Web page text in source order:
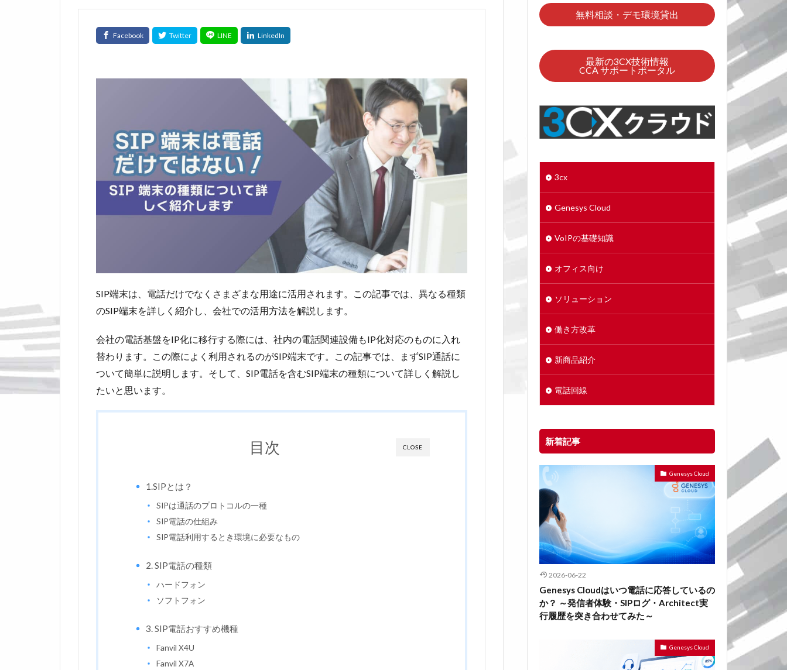
SIP端末は、電話だけでなくさまざまな用途に活用されます。この記事では、異なる種類
のSIP端末を詳しく紹介し、会社での活用方法を解説します。
会社の電話基盤をIP化に移行する際には、社内の電話関連設備もIP化対応のものに入れ
替わります。この際によく利用されるのがSIP端末です。この記事では、まずSIP通話に
ついて簡単に説明します。そして、SIP電話を含むSIP端末の種類について詳しく解説し
たいと思います。
CLOSE
目次
1.SIPとは？
SIPは通話のプロトコルの一種
SIP電話の仕組み
SIP電話利用するとき環境に必要なもの
2. SIP電話の種類
ハードフォン
ソフトフォン
3. SIP電話おすすめ機種
Fanvil X4U
Fanvil X7A
無料相談・デモ環境貸出
最新の3CX技術情報
CCA サポートポータル
3cx
Genesys Cloud
VoIPの基礎知識
オフィス向け
ソリューション
働き方改革
新商品紹介
電話回線
新着記事
Genesys Cloud
2026-06-22
Genesys Cloudはいつ電話に応答しているの
か？ ～発信者体験・SIPログ・Architect実
行履歴を突き合わせてみた～
Genesys Cloud